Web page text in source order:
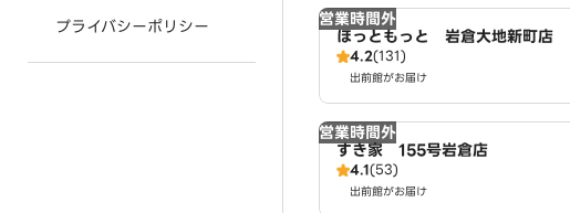
プライバシーポリシー 営業時間外
ほっともっと 岩倉大地新町店
4.2(131)
出前館がお届け
営業時間外
すき家 155号岩倉店
4.1(53)
出前館がお届け